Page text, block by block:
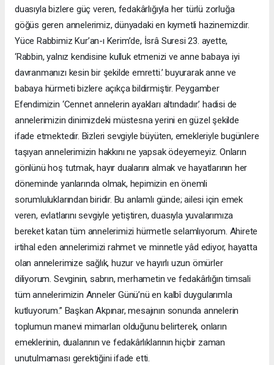
duasıyla bizlere güç veren, fedakârlığıyla her türlü zorluğa
göğüs geren annelerimiz, dünyadaki en kıymetli hazinemizdir.
Yüce Rabbimiz Kur’an-ı Kerim’de, İsrâ Suresi 23. ayette,
‘Rabbin, yalnız kendisine kulluk etmenizi ve anne babaya iyi
davranmanızı kesin bir şekilde emretti.’ buyurarak anne ve
babaya hürmeti bizlere açıkça bildirmiştir. Peygamber
Efendimizin ‘Cennet annelerin ayakları altındadır.’ hadisi de
annelerimizin dinimizdeki müstesna yerini en güzel şekilde
ifade etmektedir. Bizleri sevgiyle büyüten, emekleriyle bugünlere
taşıyan annelerimizin hakkını ne yapsak ödeyemeyiz. Onların
gönlünü hoş tutmak, hayır dualarını almak ve hayatlarının her
döneminde yanlarında olmak, hepimizin en önemli
sorumluluklarından biridir. Bu anlamlı günde; ailesi için emek
veren, evlatlarını sevgiyle yetiştiren, duasıyla yuvalarımıza
bereket katan tüm annelerimizi hürmetle selamlıyorum. Ahirete
irtihal eden annelerimizi rahmet ve minnetle yâd ediyor, hayatta
olan annelerimize sağlık, huzur ve hayırlı uzun ömürler
diliyorum. Sevginin, sabrın, merhametin ve fedakârlığın timsali
tüm annelerimizin Anneler Günü’nü en kalbî duygularımla
kutluyorum.” Başkan Akpınar, mesajının sonunda annelerin
toplumun manevi mimarları olduğunu belirterek, onların
emeklerinin, dualarının ve fedakârlıklarının hiçbir zaman
unutulmaması gerektiğini ifade etti.